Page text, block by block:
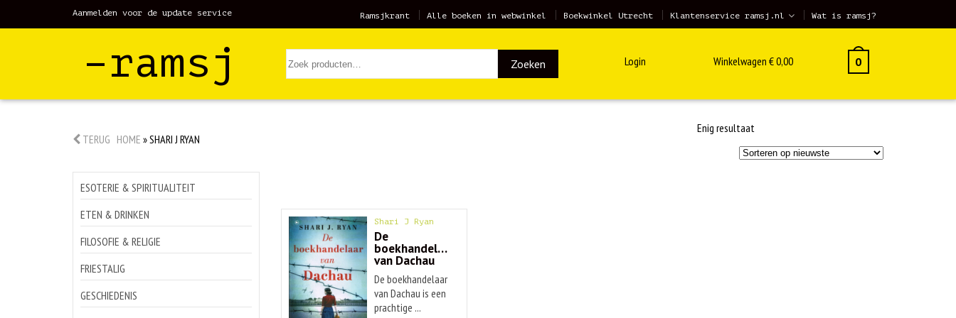
Aanmelden voor de update service Ramsjkrant Alle boeken in webwinkel Boekwinkel Utrecht Klantenservice ramsj.nl Wat is ramsj?
–ramsj Zoeken Login Winkelwagen €0,00 0
TERUG HOME »SHARI J RYAN
Enig resultaat
ESOTERIE & SPIRITUALITEIT
ETEN & DRINKEN
FILOSOFIE & RELIGIE
FRIESTALIG
GESCHIEDENIS
Shari J Ryan
De
boekhandelaar
van Dachau
De boekhandelaar
van Dachau is een
prachtige ...